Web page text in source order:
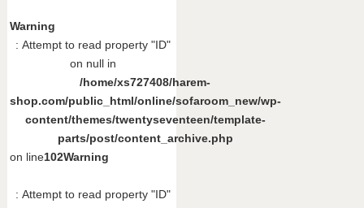
Warning
: Attempt to read property "ID"
on null in
/home/xs727408/harem-
shop.com/public_html/online/sofaroom_new/wp-
content/themes/twentyseventeen/template-
parts/post/content_archive.php
on line102Warning
: Attempt to read property "ID"